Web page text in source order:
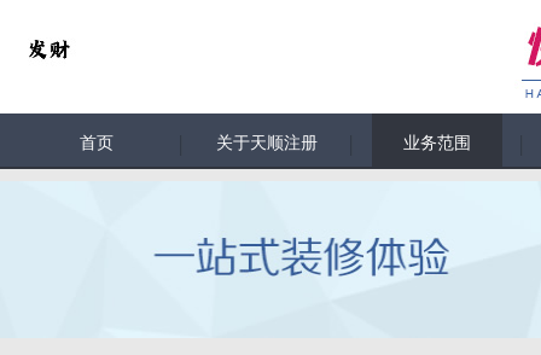
首页 关于天顺注册 业务范围